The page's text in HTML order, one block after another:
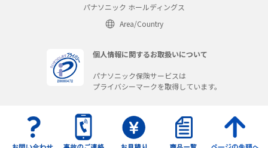
パナソニック ホールディングス
Area/Country
個人情報に関するお取扱いについて
パナソニック保険サービスは
プライバシーマークを取得しています。